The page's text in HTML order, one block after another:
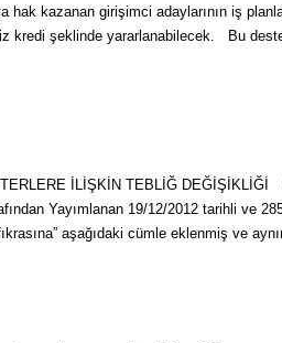
kazanan girişimci adaylarının iş
kredi şeklinde yararlanabilecek. Bu
İLİŞKİN TEBLİĞ DEĞİŞİKLİĞİ
Yayımlanan 19/12/2012 tarihli ve
aşağıdaki cümle eklenmiş ve